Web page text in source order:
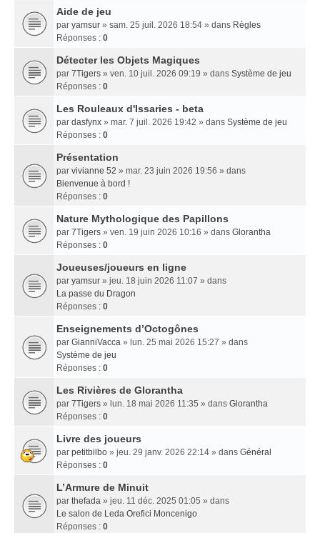
Aide de jeu
par yamsur » sam. 25 juil. 2026 18:54 » dans Règles
Réponses : 0
Détecter les Objets Magiques
par 7Tigers » ven. 10 juil. 2026 09:19 » dans Système de jeu
Réponses : 0
Les Rouleaux d'Issaries - beta
par dasfynx » mar. 7 juil. 2026 19:42 » dans Système de jeu
Réponses : 0
Présentation
par vivianne 52 » mar. 23 juin 2026 19:56 » dans
Bienvenue à bord !
Réponses : 0
Nature Mythologique des Papillons
par 7Tigers » ven. 19 juin 2026 10:16 » dans Glorantha
Réponses : 0
Joueuses/joueurs en ligne
par yamsur » jeu. 18 juin 2026 11:07 » dans
La passe du Dragon
Réponses : 0
Enseignements dʼOctogônes
par GianniVacca » lun. 25 mai 2026 15:27 » dans
Système de jeu
Réponses : 0
Les Rivières de Glorantha
par 7Tigers » lun. 18 mai 2026 11:35 » dans Glorantha
Réponses : 0
Livre des joueurs
par petitbilbo » jeu. 29 janv. 2026 22:14 » dans Général
Réponses : 0
L’Armure de Minuit
par thefada » jeu. 11 déc. 2025 01:05 » dans
Le salon de Leda Orefici Moncenigo
Réponses : 0